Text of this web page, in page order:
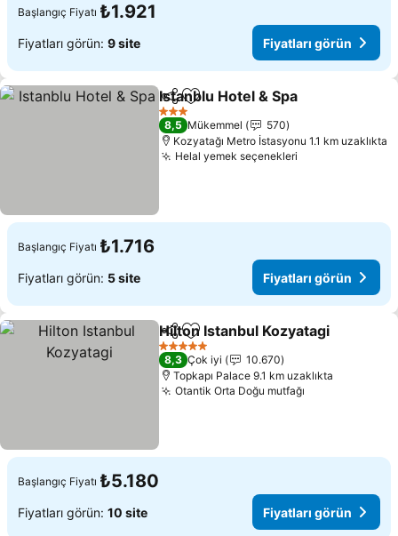
Başlangıç Fiyatı ₺1.921
Fiyatları görün: 9 site Fiyatları görün
PaylaşFavorilerime ekle
Istanblu Hotel & Spa
3 Yıldız
8,5 Mükemmel
570
Kozyatağı Metro İstasyonu 1.1 km uzaklıkta
Helal yemek seçenekleri
Başlangıç Fiyatı ₺1.716
Fiyatları görün: 5 site Fiyatları görün
PaylaşFavorilerime ekle
Hilton Istanbul Kozyatagi
5 Yıldız
8,3 Çok iyi
10.670
Topkapı Palace 9.1 km uzaklıkta
Otantik Orta Doğu mutfağı
Başlangıç Fiyatı ₺5.180
Fiyatları görün: 10 site Fiyatları görün